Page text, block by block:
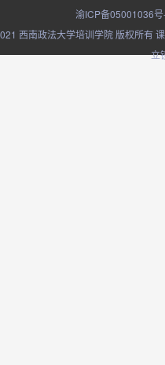
渝ICP备05001036
西南政法大学培训学院 版权所有
立